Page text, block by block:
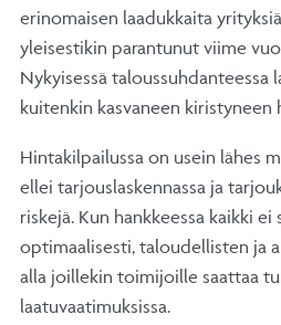
erinomaisen laadukkaita
yleisestikin parantunut viime
Nykyisessä taloussuhdanteessa
kuitenkin kasvaneen
Hintakilpailussa on usein lähes
ellei tarjouslaskennassa ja
riskejä. Kun hankkeessa kaikki ei
optimaalisesti, taloudellisten ja
alla joillekin toimijoille saattaa
laatuvaatimuksissa.